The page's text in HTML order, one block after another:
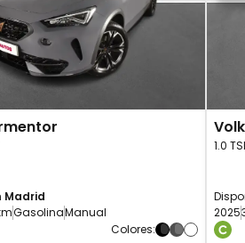
Madrid
GasolinaManual
Colores:
1.0
2025